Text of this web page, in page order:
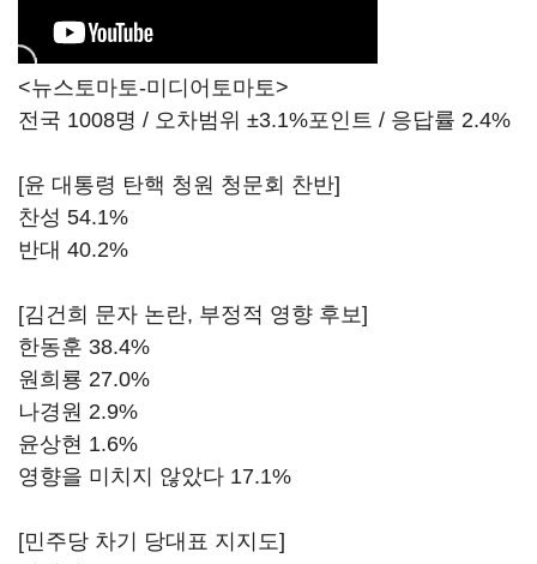
<뉴스토마토-미디어토마토>
전국 1008명 / 오차범위 ±3.1%포인트 / 응답률 2.4%
[윤 대통령 탄핵 청원 청문회 찬반]
찬성 54.1%
반대 40.2%
[김건희 문자 논란, 부정적 영향 후보]
한동훈 38.4%
원희룡 27.0%
나경원 2.9%
윤상현 1.6%
영향을 미치지 않았다 17.1%
[민주당 차기 당대표 지지도]